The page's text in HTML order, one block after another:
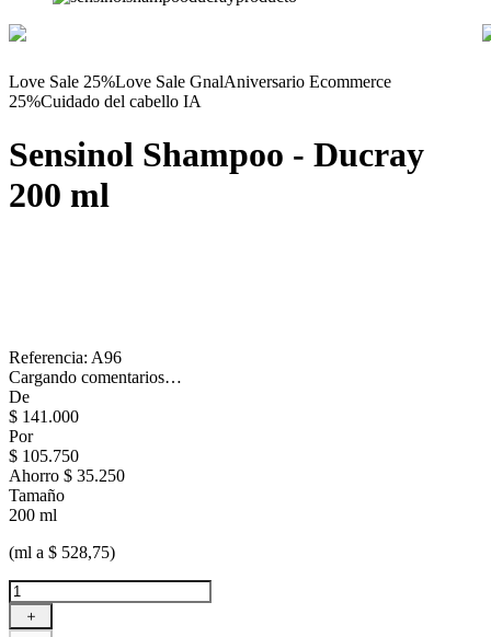
Love Sale 25%Love Sale GnalAniversario Ecommerce
25%Cuidado del cabello IA
Sensinol Shampoo - Ducray
200 ml
Referencia: A96
Cargando comentarios…
De
$ 141.000
Por
$ 105.750
Ahorro $ 35.250
Tamaño
200 ml
(ml a $ 528,75)
＋